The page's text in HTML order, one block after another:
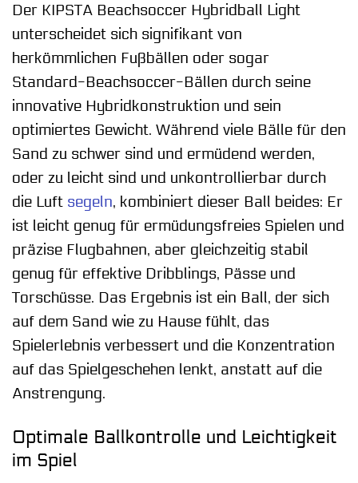
Der KIPSTA Beachsoccer Hybridball Light
unterscheidet sich signifikant von
herkömmlichen Fußbällen oder sogar
Standard-Beachsoccer-Bällen durch seine
innovative Hybridkonstruktion und sein
optimiertes Gewicht. Während viele Bälle für den
Sand zu schwer sind und ermüdend werden,
oder zu leicht sind und unkontrollierbar durch
die Luft segeln, kombiniert dieser Ball beides: Er
ist leicht genug für ermüdungsfreies Spielen und
präzise Flugbahnen, aber gleichzeitig stabil
genug für effektive Dribblings, Pässe und
Torschüsse. Das Ergebnis ist ein Ball, der sich
auf dem Sand wie zu Hause fühlt, das
Spielerlebnis verbessert und die Konzentration
auf das Spielgeschehen lenkt, anstatt auf die
Anstrengung.
Optimale Ballkontrolle und Leichtigkeit
im Spiel